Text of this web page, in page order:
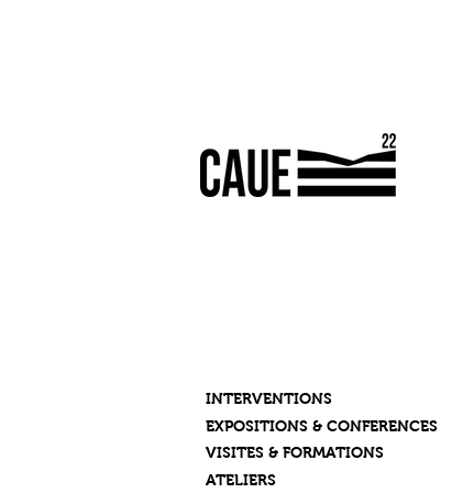
INTERVENTIONS
EXPOSITIONS & CONFERENCES
VISITES & FORMATIONS
ATELIERS